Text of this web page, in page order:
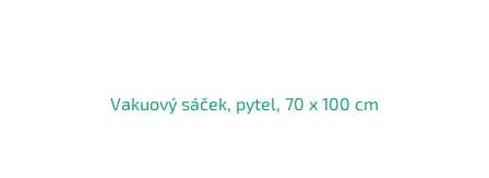
Vakuový sáček, pytel, 70 x 100 cm